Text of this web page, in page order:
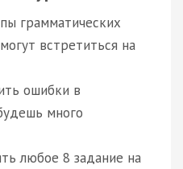
грамматических
встретиться на
ошибки в
много
любое 8 задание на